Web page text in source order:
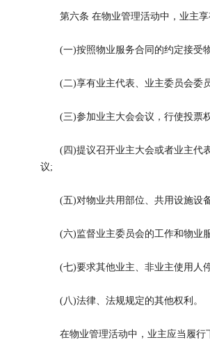
第六条 在物业管理活动中，业主享
(一)按照物业服务合同的约定接受物
(二)享有业主代表、业主委员会委
(三)参加业主大会会议，行使投票
(四)提议召开业主大会或者业主代表
议;
(五)对物业共用部位、共用设施设备
(六)监督业主委员会的工作和物业
(七)要求其他业主、非业主使用人
(八)法律、法规规定的其他权利。
在物业管理活动中，业主应当履行